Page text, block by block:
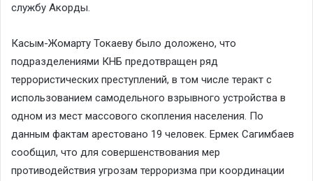
службу Акорды.
Касым-Жомарту Токаеву было доложено, что
подразделениями КНБ предотвращен ряд
террористических преступлений, в том числе теракт с
использованием самодельного взрывного устройства в
одном из мест массового скопления населения. По
данным фактам арестовано 19 человек. Ермек Сагимбаев
сообщил, что для совершенствования мер
противодействия угрозам терроризма при координации